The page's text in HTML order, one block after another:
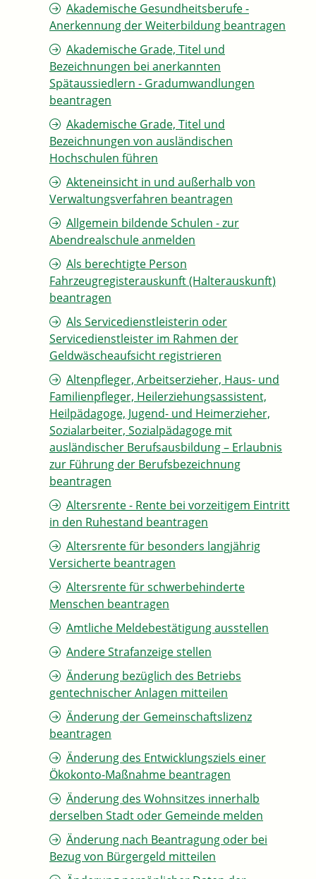
Akademische Gesundheitsberufe -
Anerkennung der Weiterbildung beantragen
Akademische Grade, Titel und
Bezeichnungen bei anerkannten
Spätaussiedlern - Gradumwandlungen
beantragen
Akademische Grade, Titel und
Bezeichnungen von ausländischen
Hochschulen führen
Akteneinsicht in und außerhalb von
Verwaltungsverfahren beantragen
Allgemein bildende Schulen - zur
Abendrealschule anmelden
Als berechtigte Person
Fahrzeugregisterauskunft (Halterauskunft)
beantragen
Als Servicedienstleisterin oder
Servicedienstleister im Rahmen der
Geldwäscheaufsicht registrieren
Altenpfleger, Arbeitserzieher, Haus- und
Familienpfleger, Heilerziehungsassistent,
Heilpädagoge, Jugend- und Heimerzieher,
Sozialarbeiter, Sozialpädagoge mit
ausländischer Berufsausbildung – Erlaubnis
zur Führung der Berufsbezeichnung
beantragen
Altersrente - Rente bei vorzeitigem Eintritt
in den Ruhestand beantragen
Altersrente für besonders langjährig
Versicherte beantragen
Altersrente für schwerbehinderte
Menschen beantragen
Amtliche Meldebestätigung ausstellen
Andere Strafanzeige stellen
Änderung bezüglich des Betriebs
gentechnischer Anlagen mitteilen
Änderung der Gemeinschaftslizenz
beantragen
Änderung des Entwicklungsziels einer
Ökokonto-Maßnahme beantragen
Änderung des Wohnsitzes innerhalb
derselben Stadt oder Gemeinde melden
Änderung nach Beantragung oder bei
Bezug von Bürgergeld mitteilen